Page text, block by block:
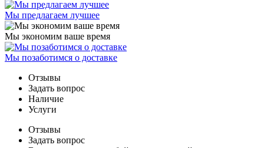
Мы предлагаем лучшее
Мы экономим ваше время
Мы позаботимся о доставке
Отзывы
Задать вопрос
Наличие
Услуги
Отзывы
Задать вопрос